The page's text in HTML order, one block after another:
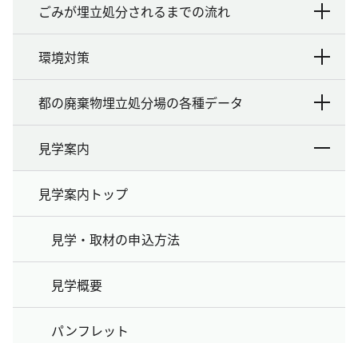
ごみが埋立処分されるまでの流れ
環境対策
都の廃棄物埋立処分場の各種データ
見学案内
見学案内トップ
見学・取材の申込方法
見学概要
パンフレット